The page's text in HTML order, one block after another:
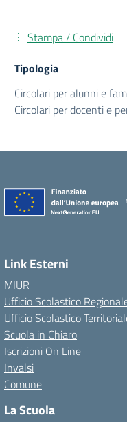
Stampa / Condividi
Tipologia
Circolari per alunni e
Circolari per docenti e
Link Esterni
MIUR
Ufficio Scolastico
Ufficio Scolastico
Scuola in Chiaro
Iscrizioni On Line
Invalsi
Comune
La Scuola